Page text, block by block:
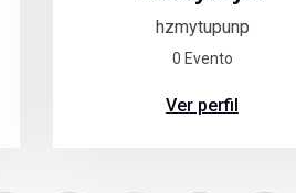
hzmytupunp
0 Evento
Ver perfil